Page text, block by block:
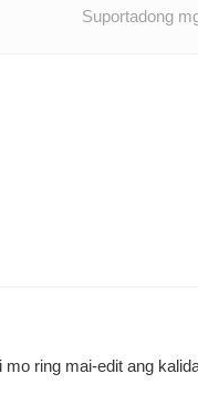
Suportadong
ring mai-edit ang